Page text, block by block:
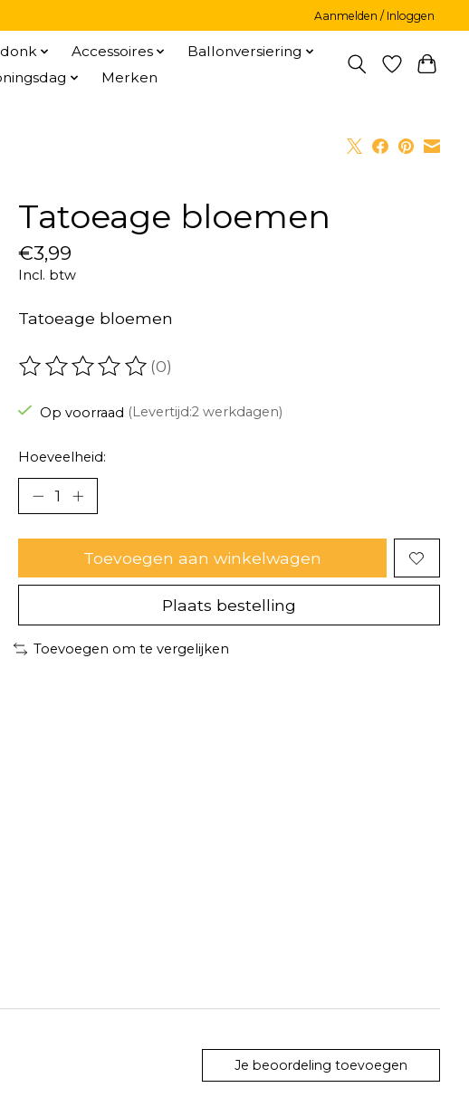
Aanmelden / Inloggen
Accessoires
Ballonversiering
Merken
Tatoeage bloemen
€3,99
Incl. btw
Tatoeage bloemen
De beoordeling van dit product is
(0)
Op voorraad (Levertijd:2 werkdagen)
Hoeveelheid:
Toevoegen aan winkelwagen
Plaats bestelling
Toevoegen om te vergelijken
Je beoordeling toevoegen